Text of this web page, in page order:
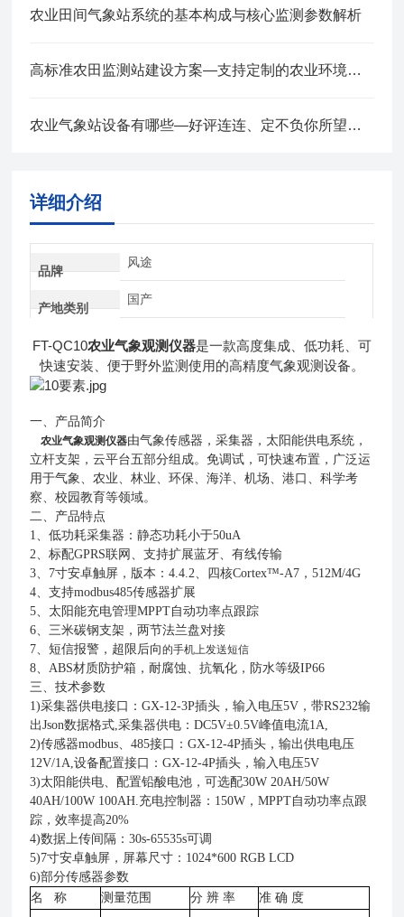
农业田间气象站系统的基本构成与核心监测参数解析
高标准农田监测站建设方案—支持定制的农业环境监测站2025全+境+派+送
农业气象站设备有哪些—好评连连、定不负你所望全+境+派+送
详细介绍
品牌
风途
产地类别
国产
FT-QC10农业气象观测仪器是一款高度集成、低功耗、可
快速安装、便于野外监测使用的高精度气象观测设备。
一、产品简介
农业气象观测仪器由气象传感器，采集器，太阳能供电系统，
立杆支架，云平台五部分组成。免调试，可快速布置，广泛运
用于气象、农业、林业、环保、海洋、机场、港口、科学考
察、校园教育等领域。
二、产品特点
1、低功耗采集器：静态功耗小于50uA
2、标配GPRS联网、支持扩展蓝牙、有线传输
3、 7寸安卓触屏，版本：4.4.2、四核Cortex™-A7 ，512M/4G
4、支持modbus485传感器扩展
5、太阳能充电管理MPPT自动功率点跟踪
6、三米碳钢支架，两节法兰盘对接
7、短信报警，超限后向的手机上发送短信
8、ABS材质防护箱，耐腐蚀、抗氧化，防水等级IP66
三、技术参数
1)采集器供电接口：GX-12-3P插头，输入电压5V ，带RS232输
出Json数据格式,采集器供电：DC5V±0.5V峰值电流1A,
2)传感器modbus、485接口：GX-12-4P插头，输出供电电压
12V/1A,设备配置接口：GX-12-4P插头，输入电压5V
3)太阳能供电、配置铅酸电池，可选配30W 20AH/50W
40AH/100W 100AH.充电控制器： 150W ，MPPT自动功率点跟
踪，效率提高20%
4)数据上传间隔：30s-65535s可调
5)7寸安卓触屏，屏幕尺寸： 1024*600 RGB LCD
6)部分传感器参数
名
称 测量范围 分 辨 率 准 确 度